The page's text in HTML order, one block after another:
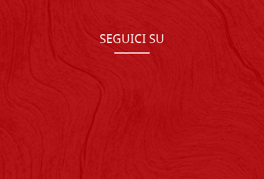
SEGUICI SU